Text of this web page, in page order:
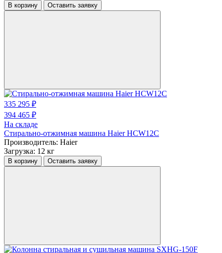
В корзину Оставить заявку
335 295 ₽
394 465 ₽
На складе
Стирально-отжимная машина Haier HCW12C
Производитель: Haier
Загрузка: 12 кг
В корзину Оставить заявку